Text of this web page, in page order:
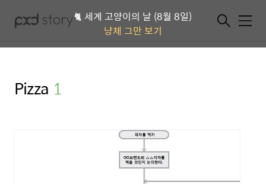
🐈 세계 고양이의 날 (8월 8일)
냥체 그만 보기
메뉴
Pizza (1)